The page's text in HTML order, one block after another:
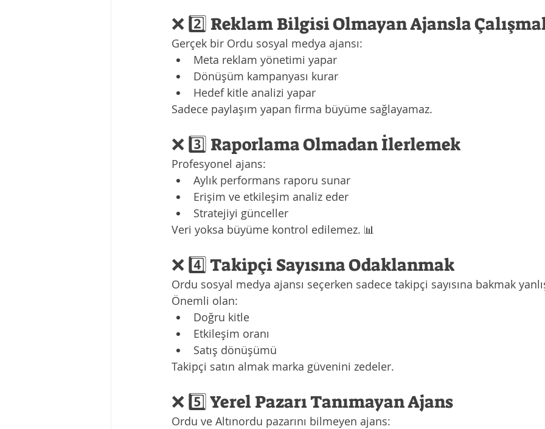
❌ 2️⃣ Reklam Bilgisi Olmayan Ajansla
Gerçek bir Ordu sosyal medya ajansı:
Meta reklam yönetimi yapar
Dönüşüm kampanyası kurar
Hedef kitle analizi yapar
Sadece paylaşım yapan firma büyüme sağlayamaz.
❌ 3️⃣ Raporlama Olmadan İlerlemek
Profesyonel ajans:
Aylık performans raporu sunar
Erişim ve etkileşim analiz eder
Stratejiyi günceller
Veri yoksa büyüme kontrol edilemez. 📊
❌ 4️⃣ Takipçi Sayısına Odaklanmak
Ordu sosyal medya ajansı seçerken sadece takipçi sayısına bakmak
Önemli olan:
Doğru kitle
Etkileşim oranı
Satış dönüşümü
Takipçi satın almak marka güvenini zedeler.
❌ 5️⃣ Yerel Pazarı Tanımayan Ajans
Ordu ve Altınordu pazarını bilmeyen ajans: